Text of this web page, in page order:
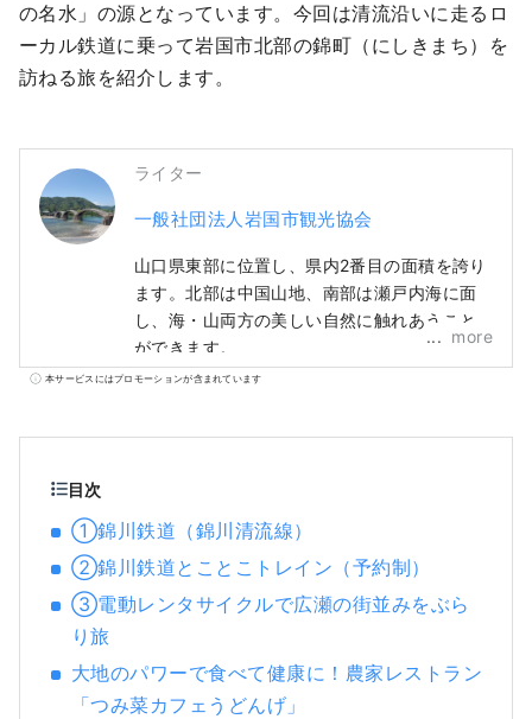
の名水」の源となっています。今回は清流沿いに走るロ
ーカル鉄道に乗って岩国市北部の錦町（にしきまち）を
訪ねる旅を紹介します。
ライター
一般社団法人岩国市観光協会
山口県東部に位置し、県内2番目の面積を誇り
ます。北部は中国山地、南部は瀬戸内海に面
し、海・山両方の美しい自然に触れあうこと
ができます。
more
本サービスにはプロモーションが含まれています
目次
①錦川鉄道（錦川清流線）
②錦川鉄道とことこトレイン（予約制）
③電動レンタサイクルで広瀬の街並みをぶら
り旅
大地のパワーで食べて健康に！農家レストラン
「つみ菜カフェうどんげ」